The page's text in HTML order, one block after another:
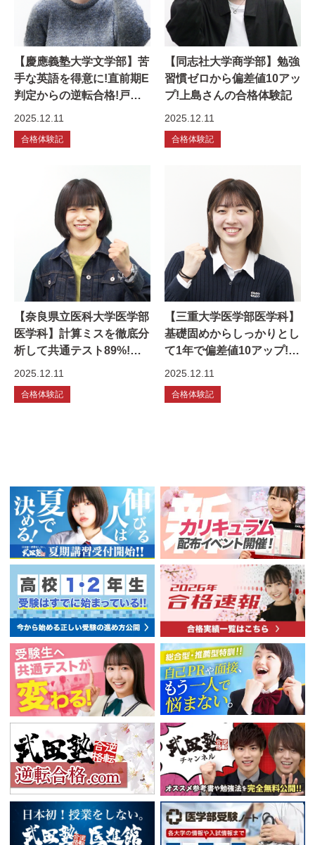
【慶應義塾大学文学部】苦
手な英語を得意に!直前期E
判定からの逆転合格!戸塚
さんの合格体験記
2025.12.11
合格体験記
【同志社大学商学部】勉強
習慣ゼロから偏差値10アッ
プ!上島さんの合格体験記
2025.12.11
合格体験記
【奈良県立医科大学医学部
医学科】計算ミスを徹底分
析して共通テスト89%!小
池さんの合格体験記
2025.12.11
合格体験記
【三重大学医学部医学科】
基礎固めからしっかりとし
て1年で偏差値10アップ!石
倉さんの合格体験記
2025.12.11
合格体験記